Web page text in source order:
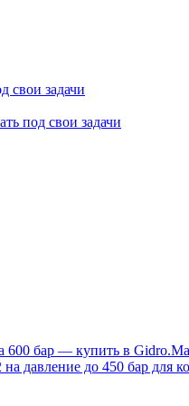
свои задачи
под свои задачи
бар — купить в
давление до 450 бар для